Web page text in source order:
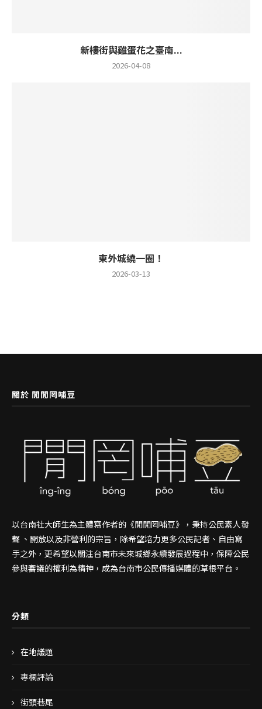
新樓街與雞蛋花之臺南...
2026-04-08
東外城繞一圈！
2026-03-13
關於 閒閒罔哺豆
以台南社大師生為主體寫作者的《閒閒罔哺豆》，秉持公民素人發
聲 、開放以及非營利的宗旨，除希望培力更多公民記者、自由寫
手之外，更希望以關注台南市未來城鄉永續發展過程中，保障公民
參與審議的權利為精神，成為台南市公民傳播媒體的草根平台。
分類
在地議題
專欄評論
街頭巷尾